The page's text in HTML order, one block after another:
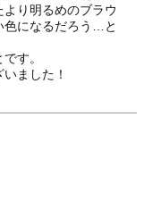
り明るめのブラウ
色になるだろう…と
す。
ました！